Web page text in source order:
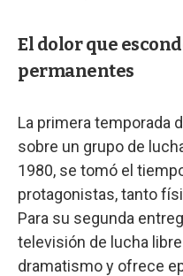
El dolor que
permanentes
La primera temporada
sobre un grupo de
1980, se tomó el
protagonistas, tanto
Para su segunda
televisión de lucha
dramatismo y ofrece